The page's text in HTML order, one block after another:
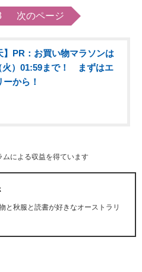
次のページ
】PR：お買い物マラソンは
火）01:59まで！ まずはエ
ーから！
による収益を得ています
と秋服と読書が好きなオーストラリ